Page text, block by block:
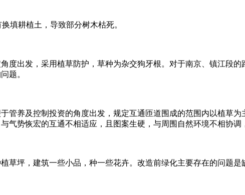
耕植土，导致部分树木枯死。
出发，采用植草防护，草种为杂交狗牙根。对于南京、镇江段的
题。
养及控制投资的角度出发，规定互通匝道围成的范围内以植草为
气势恢宏的互通不相适应，且图案生硬，与周围自然环境不相协调
坪，建筑一些小品，种一些花卉。改造前绿化主要存在的问题是